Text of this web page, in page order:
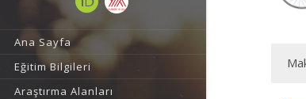
Ana Sayfa
Eğitim Bilgileri
Araştırma Alanları